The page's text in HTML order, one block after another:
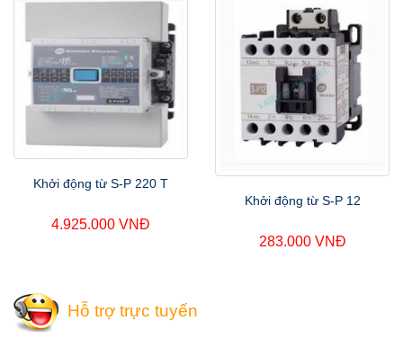
Khởi động từ S-P 220 T
4.925.000 VNĐ
Khởi động từ S-P 12
283.000 VNĐ
Hỗ trợ trực tuyến